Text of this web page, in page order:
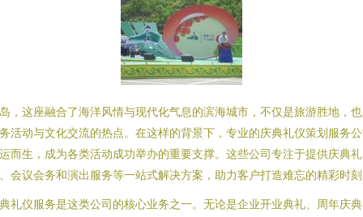
，这座融合了海洋风情与现代化气息的滨海城市，不仅是旅游胜地，
活动与文化交流的热点。在这样的背景下，专业的庆典礼仪策划服务
而生，成为各类活动成功举办的重要支撑。这些公司专注于提供庆典礼
会议会务和演出服务等一站式解决方案，助力客户打造难忘的精彩时
礼仪服务是这类公司的核心业务之一。无论是企业开业典礼、周年庆